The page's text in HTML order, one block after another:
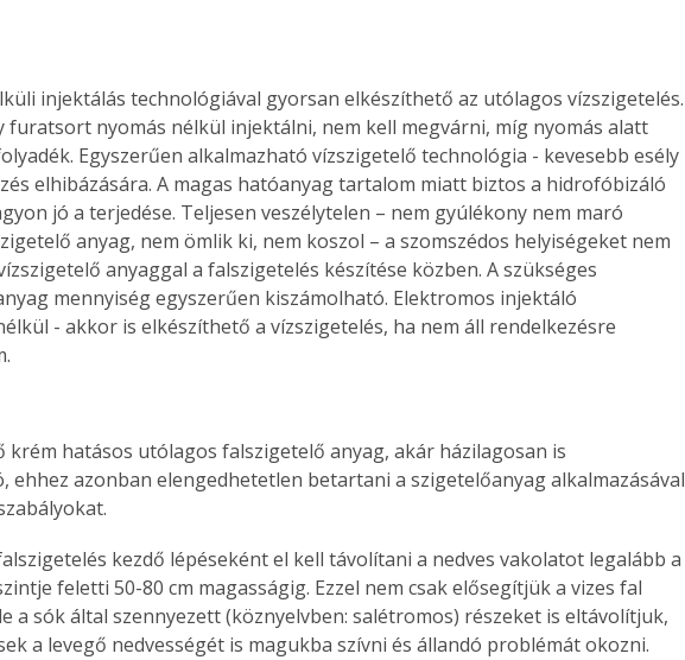
injektálás technológiával gyorsan elkészíthető az utólagos vízszigetelés.
furatsort nyomás nélkül injektálni, nem kell megvárni, míg nyomás alatt
Egyszerűen alkalmazható vízszigetelő technológia - kevesebb esély
elhibázására. A magas hatóanyag tartalom miatt biztos a hidrofóbizáló
jó a terjedése. Teljesen veszélytelen – nem gyúlékony nem maró
anyag, nem ömlik ki, nem koszol – a szomszédos helyiségeket nem
anyaggal a falszigetelés készítése közben. A szükséges
mennyiség egyszerűen kiszámolható. Elektromos injektáló
- akkor is elkészíthető a vízszigetelés, ha nem áll rendelkezésre
krém hatásos utólagos falszigetelő anyag, akár házilagosan is
ehhez azonban elengedhetetlen betartani a szigetelőanyag alkalmazásával
kezdő lépéseként el kell távolítani a nedves vakolatot legalább a
feletti 50-80 cm magasságig. Ezzel nem csak elősegítjük a vizes fal
a sók által szennyezett (köznyelvben: salétromos) részeket is eltávolítjuk,
a levegő nedvességét is magukba szívni és állandó problémát okozni.